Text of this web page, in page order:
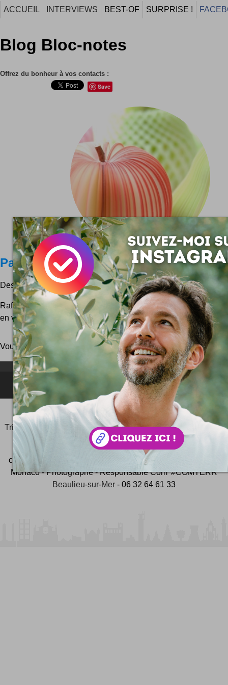
ACCUEIL INTERVIEWS BEST-OF SURPRISE !
Blog Bloc-notes
Offrez du bonheur à vos contacts :
Save
Pages de fruits
Des pages de fruits pour noter toutes vos idées au bureau !
Rafraîchissant, non ? Ces merveilles fruitées nous viennent
en verrez plus ici.
Vous pouvez aussi parcourir le blogau hasard!
NEWSLETTER FOR EVER !
©2006- 2025 JeudiPhoto.netle blog lifestyledeSimon
TripnauxContent Manager, créateur du hashtag#JeudiPhoto
et ambassadeur#CotedAzurFrance
créateur de
ex Consultant SEO à Nice - Cannes -
Monaco - Photographe - Responsable Com' #COMTERR
Beaulieu-sur-Mer - 06 32 64 61 33